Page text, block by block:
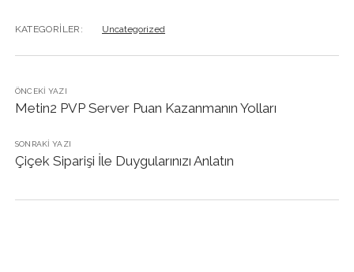
KATEGORILER: Uncategorized
ÖNCEKI YAZI
Metin2 PVP Server Puan Kazanmanın Yolları
SONRAKI YAZI
Çiçek Siparişi İle Duygularınızı Anlatın